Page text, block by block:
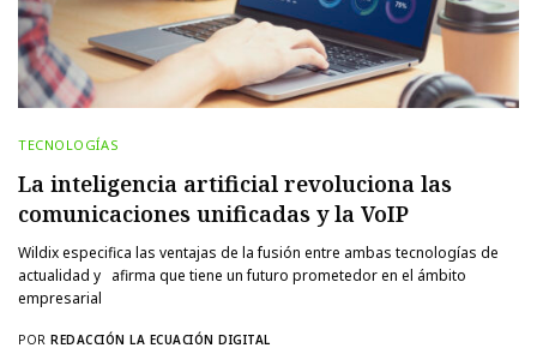
TECNOLOGÍAS
La inteligencia artificial revoluciona las
comunicaciones unificadas y la VoIP
Wildix especifica las ventajas de la fusión entre ambas tecnologías de
actualidad y afirma que tiene un futuro prometedor en el ámbito
empresarial
POR REDACCIÓN LA ECUACIÓN DIGITAL